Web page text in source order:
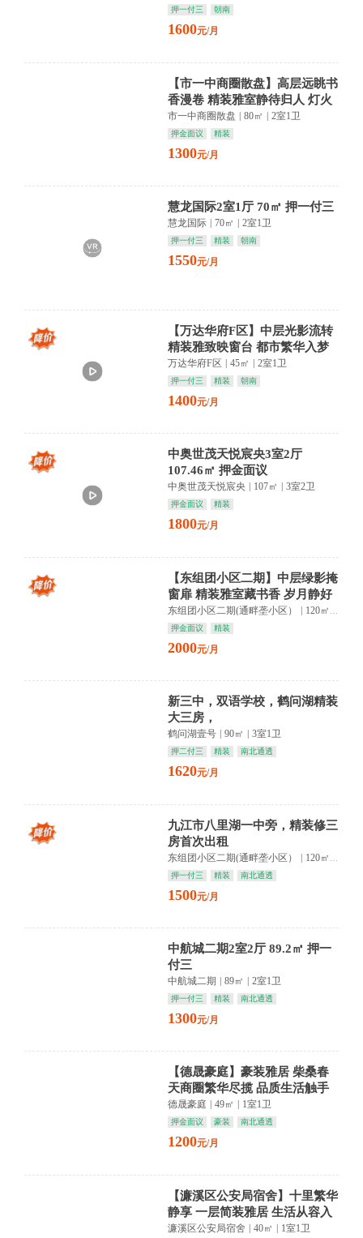
押一付三 朝南
1600元/月
【市一中商圈散盘】高层远眺书
香漫卷 精装雅室静待归人 灯火
可亲
市一中商圈散盘 | 80㎡ | 2室1卫
押金面议 精装
1300元/月
慧龙国际2室1厅 70㎡ 押一付三
慧龙国际 70㎡ 2室1卫
押一付三 精装 朝南
1550元/月
【万达华府F区】中层光影流转
精装雅致映窗台 都市繁华入梦
来
万达华府F区 | 45㎡ | 2室1卫
押一付三 精装 朝南
1400元/月
中奥世茂天悦宸央3室2厅
107.46㎡ 押金面议
中奥世茂天悦宸央 107㎡ 3室2卫
押金面议 精装
1800元/月
【东组团小区二期】中层绿影掩
窗扉 精装雅室藏书香 岁月静好
待归人
东组团小区二期(通畔垄小区） | 120㎡
押金面议 精装
2000元/月
新三中，双语学校，鹤问湖精装
大三房，
鹤问湖壹号 90㎡ 3室1卫
押二付三 精装 南北通透
1620元/月
九江市八里湖一中旁，精装修三
房首次出租
东组团小区二期(通畔垄小区） | 120㎡
押一付三 精装 南北通透
1500元/月
中航城二期2室2厅 89.2㎡ 押一
付三
中航城二期 89㎡ 2室1卫
押一付三 精装 南北通透
1300元/月
【德晟豪庭】豪装雅居 柴桑春
天商圈繁华尽揽 品质生活触手
可及
德晟豪庭 49㎡ 1室1卫
押金面议 豪装 南北通透
1200元/月
【濂溪区公安局宿舍】十里繁华
静享 一层简装雅居 生活从容入
心间
濂溪区公安局宿舍 | 40㎡ | 1室1卫